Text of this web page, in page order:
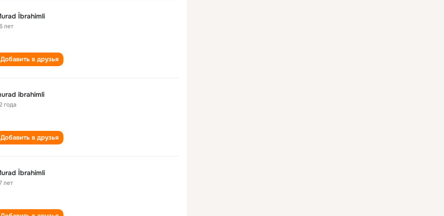
İbrahimli
лет
Добавить в друзья
ibrahimli
года
Добавить в друзья
İbrahimli
лет